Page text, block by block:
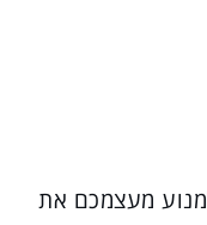
מעצמכם את